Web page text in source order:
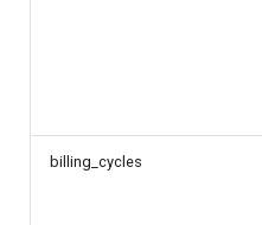
billing_cycles